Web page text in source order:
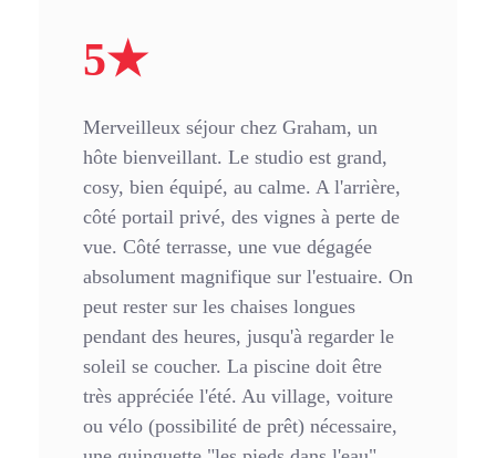
5★
Merveilleux séjour chez Graham, un
hôte bienveillant. Le studio est grand,
cosy, bien équipé, au calme. A l'arrière,
côté portail privé, des vignes à perte de
vue. Côté terrasse, une vue dégagée
absolument magnifique sur l'estuaire. On
peut rester sur les chaises longues
pendant des heures, jusqu'à regarder le
soleil se coucher. La piscine doit être
très appréciée l'été. Au village, voiture
ou vélo (possibilité de prêt) nécessaire,